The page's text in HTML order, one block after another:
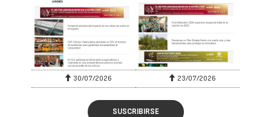
30/07/2026 23/07/2026
SUSCRIBIRSE